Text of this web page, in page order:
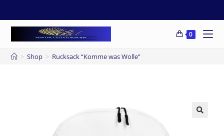
0
> Shop > Rucksack “Komme was Wolle”